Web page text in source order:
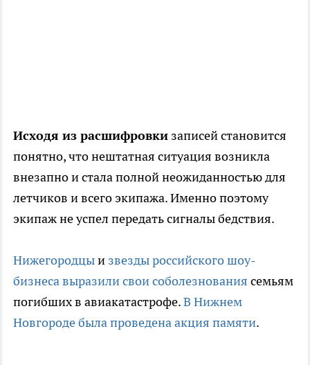
Исходя из расшифровки записей становится
понятно, что нештатная ситуация возникла
внезапно и стала полной неожиданностью для
летчиков и всего экипажа. Именно поэтому
экипаж не успел передать сигналы бедствия.
Нижегородцыи звезды российского шоу-
бизнеса выразили свои соболезнования семьям
погибших в авиакатастрофе.В Нижнем
Новгороде была проведена акция памяти.